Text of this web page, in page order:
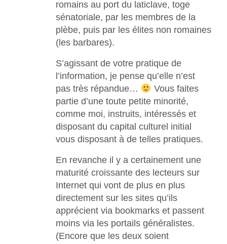
romains au port du laticlave, toge
sénatoriale, par les membres de la
plèbe, puis par les élites non romaines
(les barbares).
S’agissant de votre pratique de
l’information, je pense qu’elle n’est
pas très répandue…
Vous faites
partie d’une toute petite minorité,
comme moi, instruits, intéressés et
disposant du capital culturel initial
vous disposant à de telles pratiques.
En revanche il y a certainement une
maturité croissante des lecteurs sur
Internet qui vont de plus en plus
directement sur les sites qu’ils
apprécient via bookmarks et passent
moins via les portails généralistes.
(Encore que les deux soient